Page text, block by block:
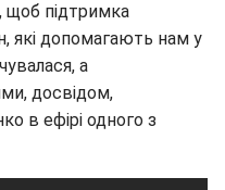
щоб підтримка
які допомагають нам у
а
досвідом,
в ефірі одного з